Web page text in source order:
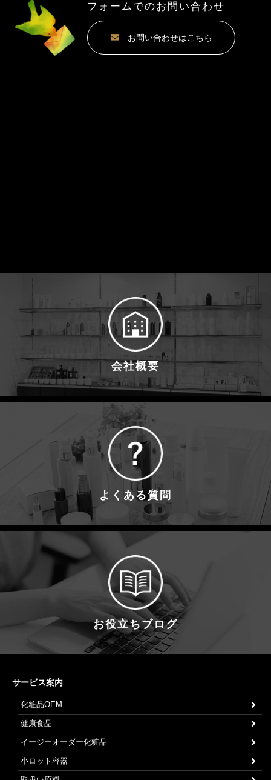
フォームでのお問い合わせ
お問い合わせはこちら
会社概要
よくある質問
お役立ちブログ
サービス案内
化粧品OEM
健康食品
イージーオーダー化粧品
小ロット容器